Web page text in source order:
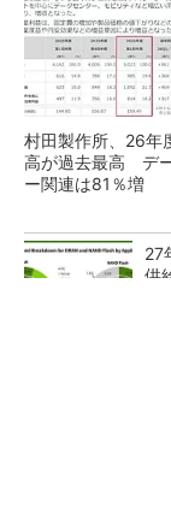
村田製作所、26年
高が過去最高 デ
ー関連は81％増
27
供